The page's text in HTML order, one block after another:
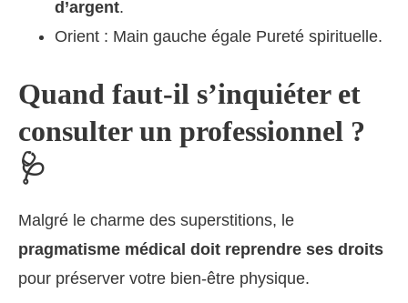
d’argent.
Orient : Main gauche égale Pureté spirituelle.
Quand faut-il s’inquiéter et
consulter un professionnel ?
🩺
Malgré le charme des superstitions, le
pragmatisme médical doit reprendre ses droits
pour préserver votre bien-être physique.